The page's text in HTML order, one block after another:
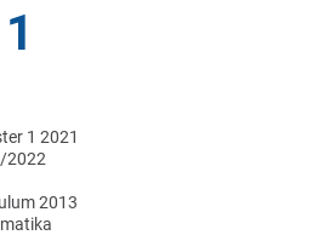
1 2021
2022
2013